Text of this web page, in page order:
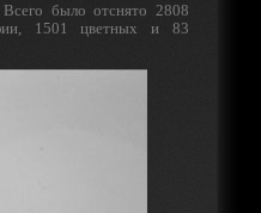
было отснято 2808
1501 цветных и 83